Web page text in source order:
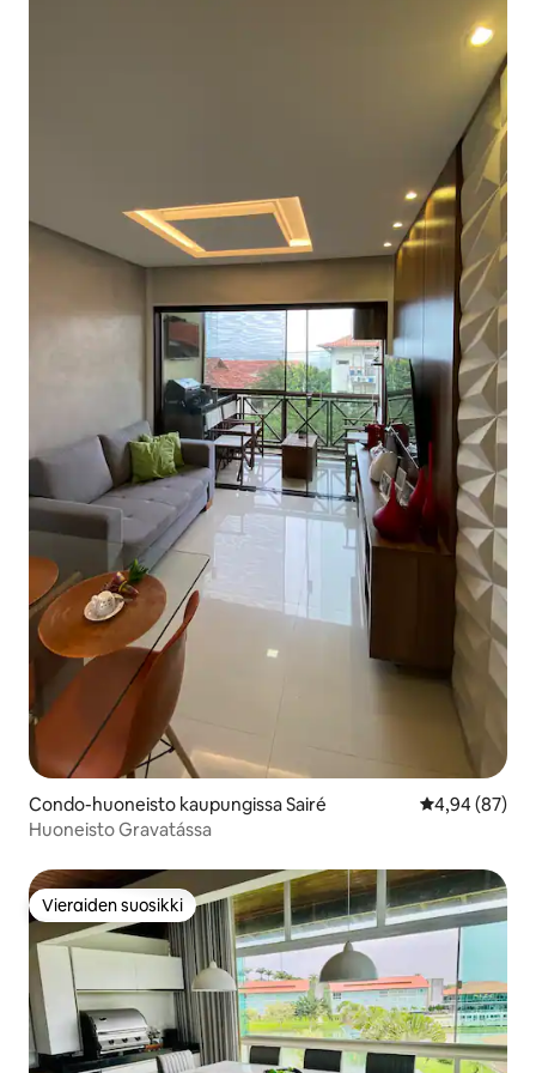
Condo-huoneisto kaupungissa Sairé
4,94 (87)
Huoneisto Gravatássa
Vieraiden suosikki
Vieraiden suosikki